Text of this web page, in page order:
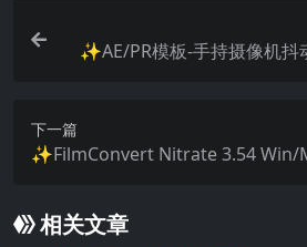
✨AE/PR模板-手持摄像机抖
下一篇
✨FilmConvert Nitrate 3.54 Win/
相关文章